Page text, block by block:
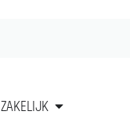
ZAKELIJK